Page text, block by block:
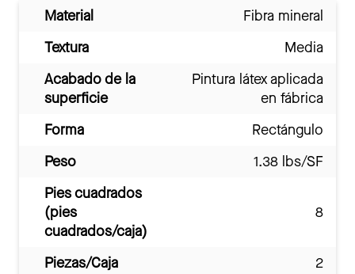
Material
Fibra mineral
Textura
Media
Acabado de la
superficie
Pintura látex aplicada
en fábrica
Forma
Rectángulo
Peso
1.38 lbs/SF
Pies cuadrados
(pies
cuadrados/caja)
8
Piezas/Caja
2